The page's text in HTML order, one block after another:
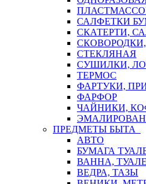
САЛФЕТКИ
СКАТЕРТИ,
СТЕКЛЯНАЯ
СУШИЛКИ,
ТЕРМОС
ФАРТУКИ,
ФАРФОР
ЧАЙНИКИ,
ПРЕДМЕТЫ БЫТА
АВТО
БУМАГА
ВАННА,
ВЕДРА, ТАЗЫ